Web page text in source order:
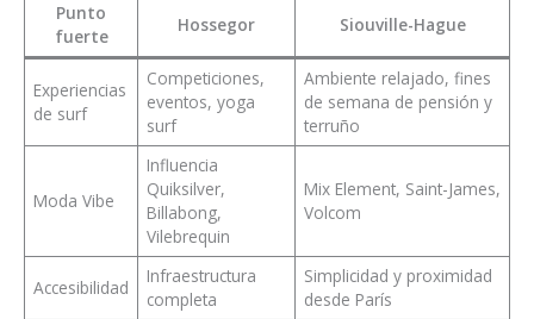
Punto
fuerte
Hossegor Siouville-Hague
Experiencias
de surf
Competiciones,
eventos, yoga
surf
Ambiente relajado, fines
de semana de pensión y
terruño
Moda Vibe
Influencia
Quiksilver,
Billabong,
Vilebrequin
Mix Element, Saint-James,
Volcom
Accesibilidad
Infraestructura
completa
Simplicidad y proximidad
desde París